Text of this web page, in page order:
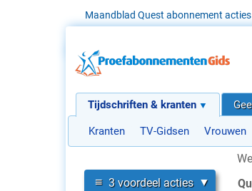
Maandblad Quest abonnement acties
Tijdschriften & kranten
Kranten TV-Gidsen Vrouwen
≡ 3 voordeel acties